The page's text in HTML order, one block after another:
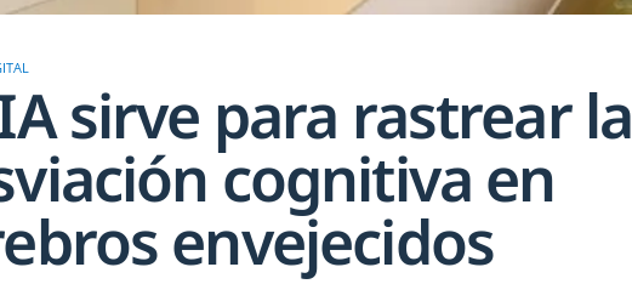
sirve para rastrear la
cognitiva en
envejecidos